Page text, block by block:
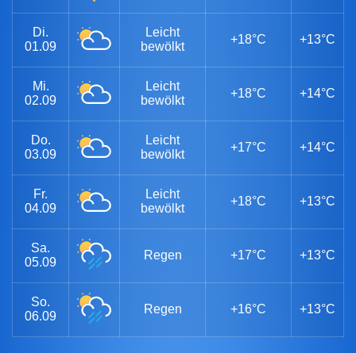
Di.
01.09
Leicht
bewölkt
+18°C +13°C
Mi.
02.09
Leicht
bewölkt
+18°C +14°C
Do.
03.09
Leicht
bewölkt
+17°C +14°C
Fr.
04.09
Leicht
bewölkt
+18°C +13°C
Sa.
05.09
Regen +17°C +13°C
So.
06.09
Regen +16°C +13°C